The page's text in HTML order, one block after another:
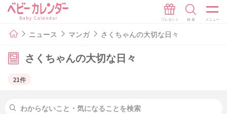
ニュース マンガ さくちゃんの大切な日々
さくちゃんの大切な日々
21件